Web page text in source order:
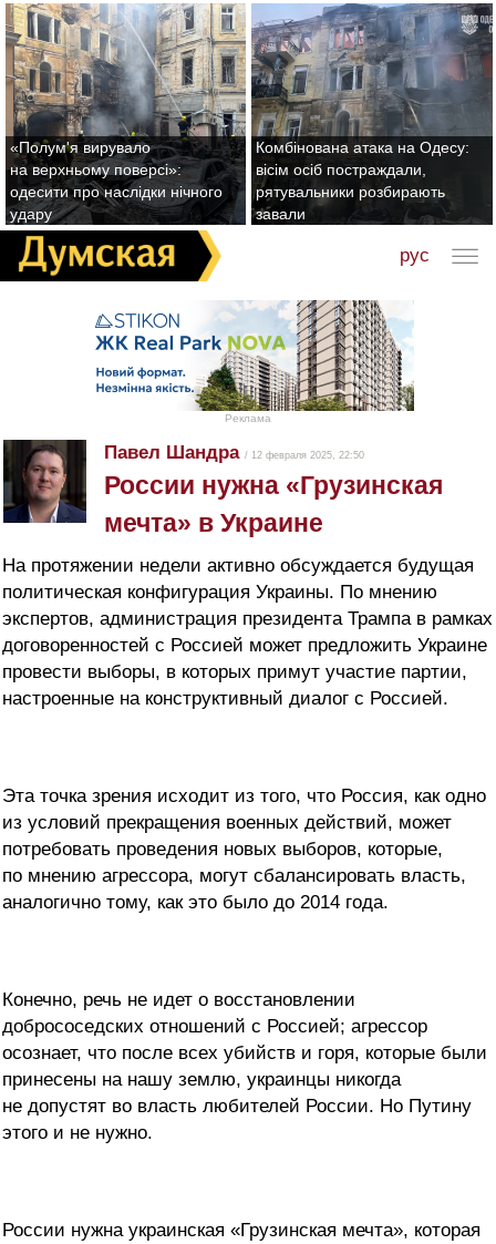
«Полум'я вирувало
на верхньому поверсі»:
одесити про наслідки нічного
удару
Комбінована атака на Одесу:
вісім осіб постраждали,
рятувальники розбирають
завали
рус
Реклама
Павел Шандра / 12 февраля 2025, 22:50
России нужна «Грузинская
мечта» в Украине
На протяжении недели активно обсуждается будущая
политическая конфигурация Украины. По мнению
экспертов, администрация президента Трампа в рамках
договоренностей с Россией может предложить Украине
провести выборы, в которых примут участие партии,
настроенные на конструктивный диалог с Россией.
Эта точка зрения исходит из того, что Россия, как одно
из условий прекращения военных действий, может
потребовать проведения новых выборов, которые,
по мнению агрессора, могут сбалансировать власть,
аналогично тому, как это было до 2014 года.
Конечно, речь не идет о восстановлении
добрососедских отношений с Россией; агрессор
осознает, что после всех убийств и горя, которые были
принесены на нашу землю, украинцы никогда
не допустят во власть любителей России. Но Путину
этого и не нужно.
России нужна украинская «Грузинская мечта», которая